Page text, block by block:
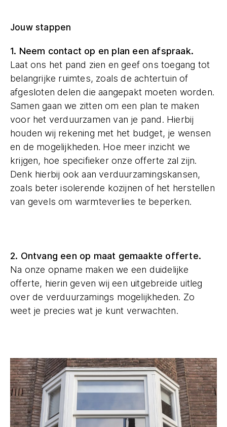
Jouw stappen
1. Neem contact op en plan een afspraak.
Laat ons het pand zien en geef ons toegang tot
belangrijke ruimtes, zoals de achtertuin of
afgesloten delen die aangepakt moeten worden.
Samen gaan we zitten om een plan te maken
voor het verduurzamen van je pand. Hierbij
houden wij rekening met het budget, je wensen
en de mogelijkheden. Hoe meer inzicht we
krijgen, hoe specifieker onze offerte zal zijn.
Denk hierbij ook aan verduurzamingskansen,
zoals beter isolerende kozijnen of het herstellen
van gevels om warmteverlies te beperken.
2. Ontvang een op maat gemaakte offerte.
Na onze opname maken we een duidelijke
offerte, hierin geven wij een uitgebreide uitleg
over de verduurzamings mogelijkheden. Zo
weet je precies wat je kunt verwachten.